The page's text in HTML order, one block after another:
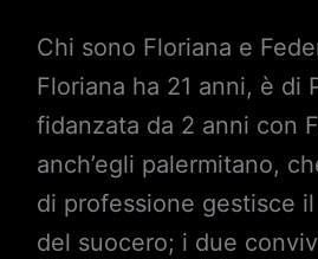
Chi sono Floriana e
Floriana ha 21 anni, è di
fidanzata da 2 anni con
anch’egli palermitano,
di professione gestisce
del suocero; i due